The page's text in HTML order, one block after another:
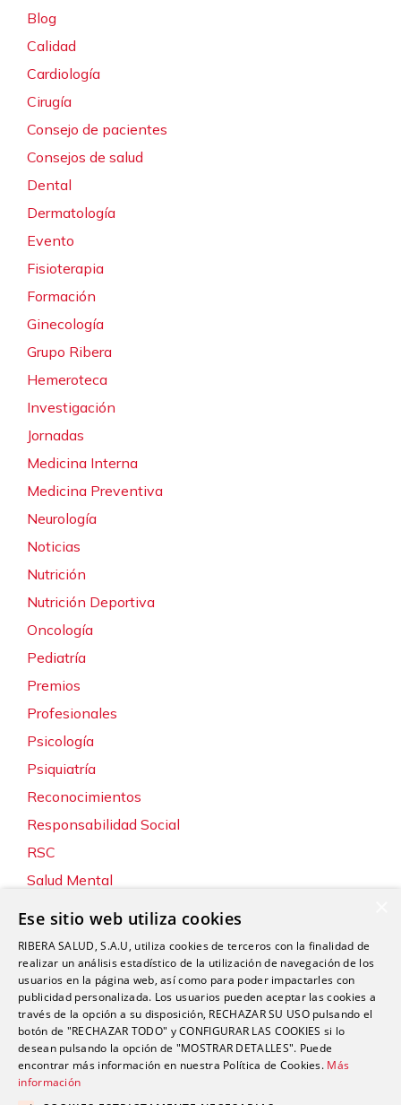
Blog
Calidad
Cardiología
Cirugía
Consejo de pacientes
Consejos de salud
Dental
Dermatología
Evento
Fisioterapia
Formación
Ginecología
Grupo Ribera
Hemeroteca
Investigación
Jornadas
Medicina Interna
Medicina Preventiva
Neurología
Noticias
Nutrición
Nutrición Deportiva
Oncología
Pediatría
Premios
Profesionales
Psicología
Psiquiatría
Reconocimientos
Responsabilidad Social
RSC
Salud Mental
Sostenibilidad y Medio Ambiente
Tecnología
Traumatología y Cirugía Ortopédica
Unidad de Tráfico
Urgencias
Ese sitio web utiliza cookies
RIBERA SALUD, S.A.U, utiliza cookies de terceros con la finalidad de
realizar un análisis estadístico de la utilización de navegación de los
usuarios en la página web, así como para poder impactarles con
publicidad personalizada. Los usuarios pueden aceptar las cookies a
través de la opción a su disposición, RECHAZAR SU USO pulsando el
botón de "RECHAZAR TODO" y CONFIGURAR LAS COOKIES si lo
desean pulsando la opción de "MOSTRAR DETALLES". Puede
encontrar más información en nuestra Política de Cookies. Más
información